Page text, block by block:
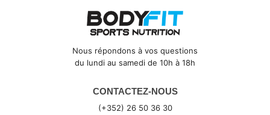
Nous répondons à vos questions
du lundi au samedi de 10h à 18h
CONTACTEZ-NOUS
(+352) 26 50 36 30